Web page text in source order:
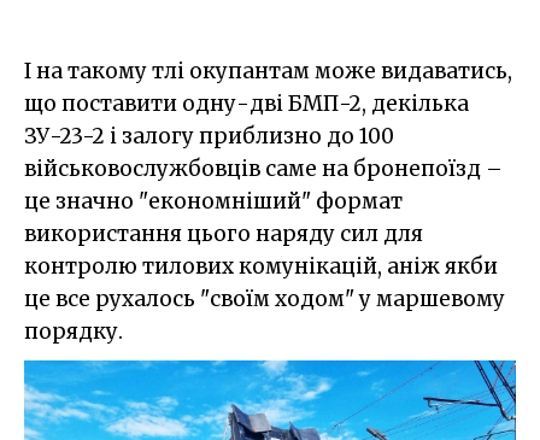
І на такому тлі окупантам може видаватись,
що поставити одну-дві БМП-2, декілька
ЗУ-23-2 і залогу приблизно до 100
військовослужбовців саме на бронепоїзд –
це значно "економніший" формат
використання цього наряду сил для
контролю тилових комунікацій, аніж якби
це все рухалось "своїм ходом" у маршевому
порядку.